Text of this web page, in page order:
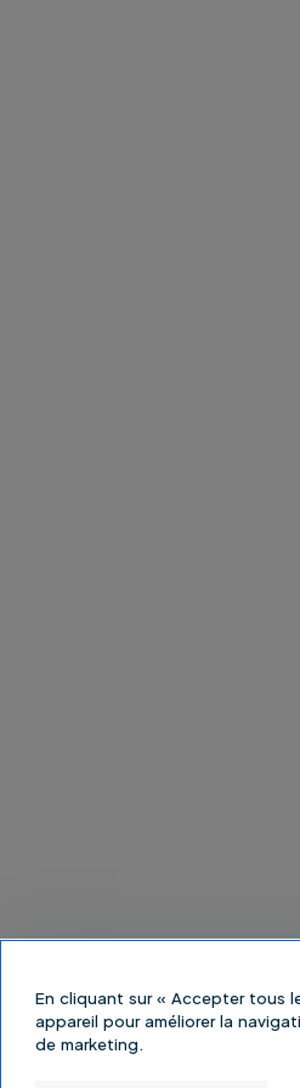
En cliquant sur « Accepter tous
appareil pour améliorer la
de marketing.